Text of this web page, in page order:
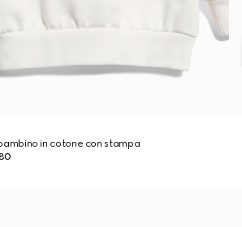
in cotone con stampa